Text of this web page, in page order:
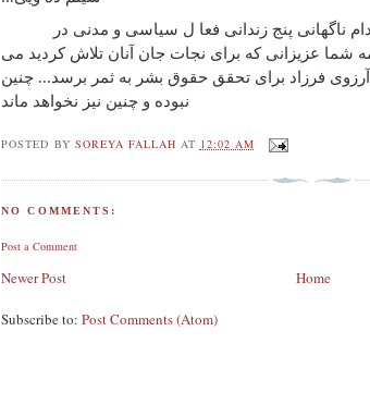
ناگهانی پنج زندانی فعا ل سیاسی و مدنی در
شما عزیزانی که برای نجات جان آنان تلاش کردید می
فرزاد برای تحقق حقوق بشر به ثمر برسد... چنین
نبوده و چنین نیز نخواهد ماند
POSTED BY SOREYA FALLAH AT 12:02 AM
NO COMMENTS:
Post a Comment
Newer Post Home
Subscribe to:Post Comments (Atom)